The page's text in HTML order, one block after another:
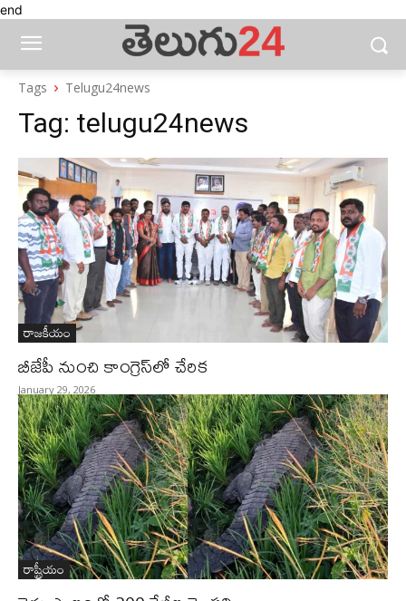
end
Tags Telugu24news
Tag: telugu24news
రాజకీయం
బీజేపీ నుంచి కాంగ్రెస్‌లో చేరిక
January 29, 2026
రాష్ట్రీయం